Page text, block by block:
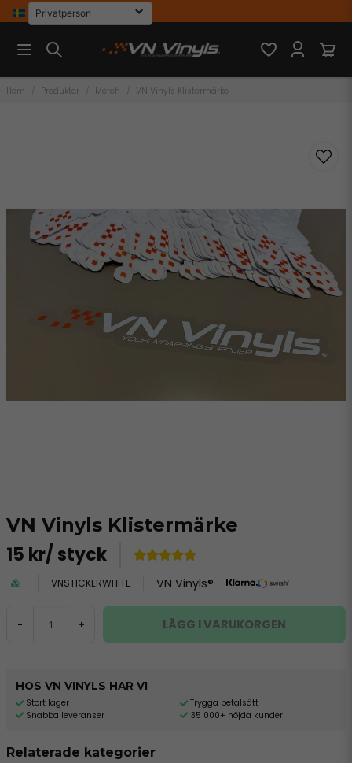
Hem Produkter Merch VN Vinyls Klistermärke
VN Vinyls Klistermärke
15 kr/ styck
VNSTICKERWHITE VN Vinyls®
- + LÄGG I VARUKORGEN
HOS VN VINYLS HAR VI
Stort lager
Snabba leveranser
Trygga betalsätt
35 000+ nöjda kunder
Relaterade kategorier